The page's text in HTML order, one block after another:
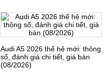
Audi A5 2026 thế hệ mới: thông
số, đánh giá chi tiết, giá bán
(08/2026)